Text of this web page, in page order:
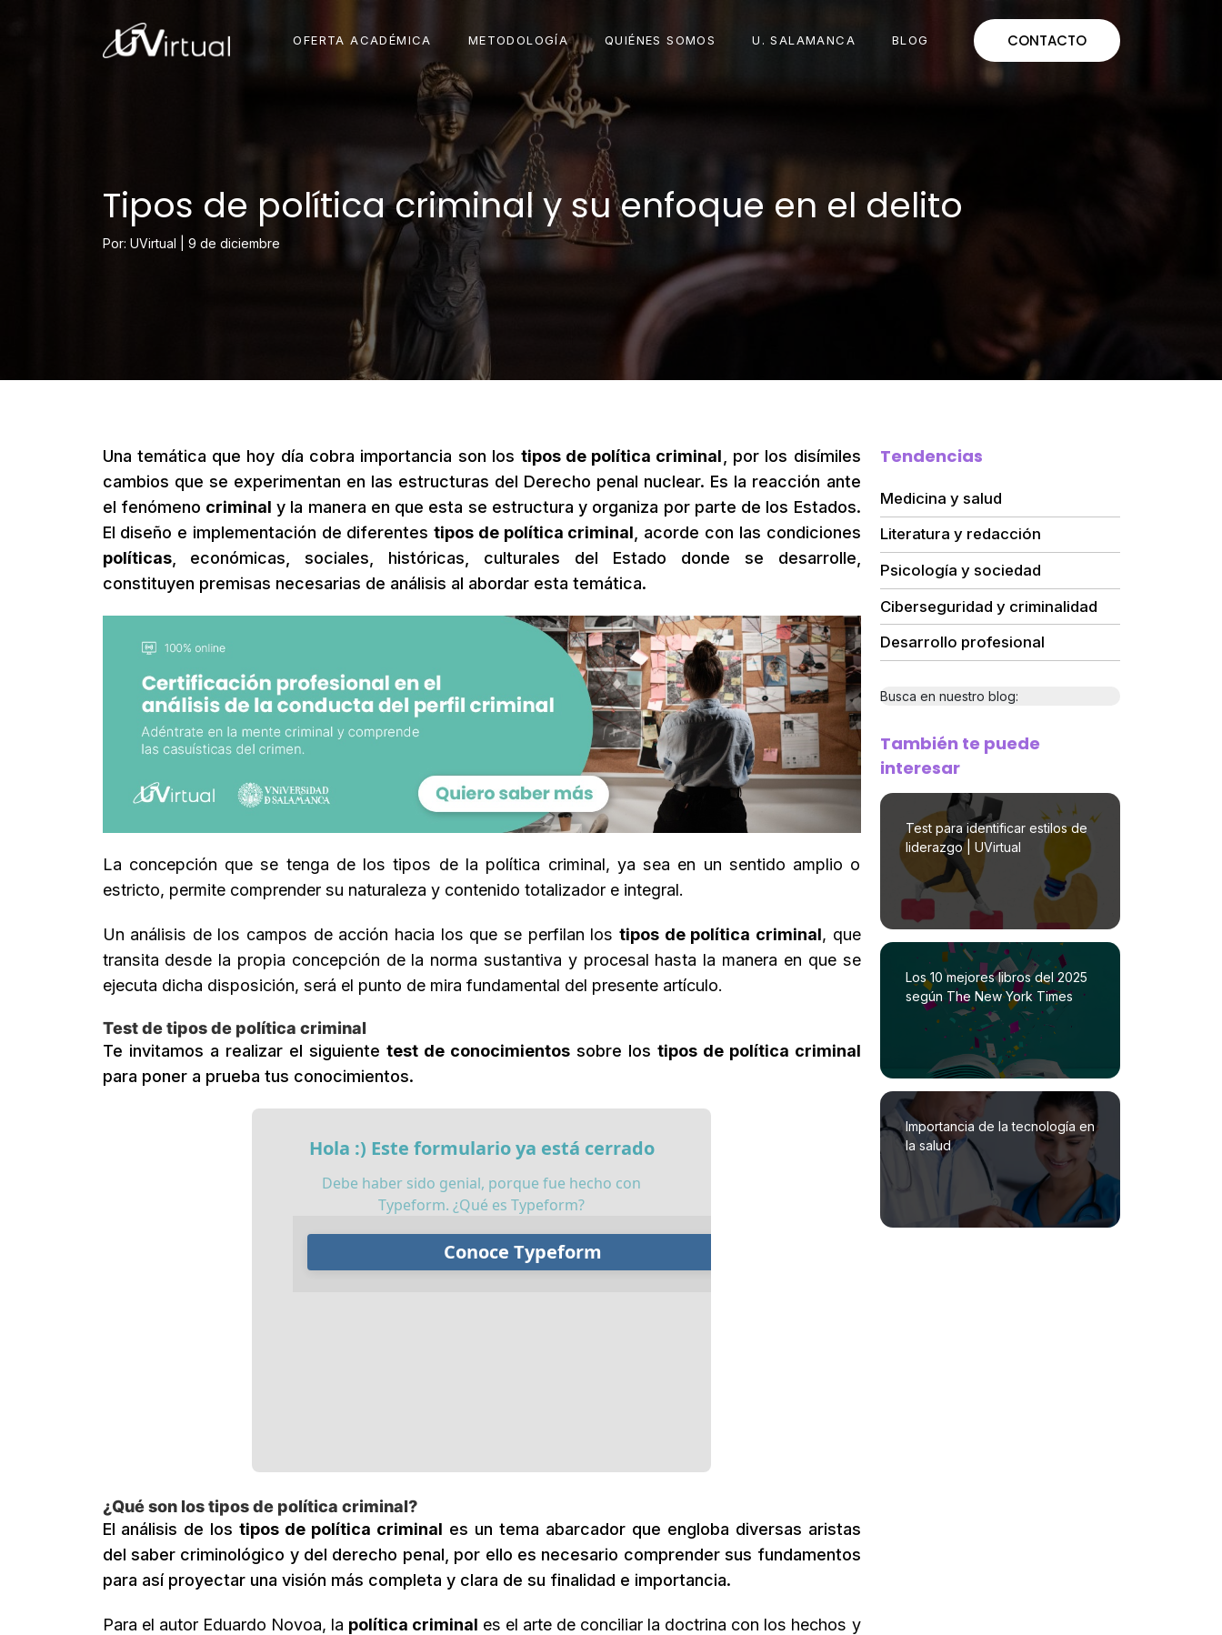
OFERTA ACADÉMICA METODOLOGÍA QUIÉNES SOMOS U. SALAMANCA BLOG CONTACTO
Tipos de política criminal y su enfoque en el delito
Por: UVirtual | 9 de diciembre
Una temática que hoy día cobra importancia son los tipos de política criminal , por los disímiles
cambios que se experimentan en las estructuras del Derecho penal nuclear. Es la reacción ante
el fenómeno criminal y la manera en que esta se estructura y organiza por parte de los Estados.
El diseño e implementación de diferentestipos de política criminal , acorde con las condiciones
políticas, económicas, sociales, históricas, culturales del Estado donde se desarrolle,
constituyen premisas necesarias de análisis al abordar esta temática.
La concepción que se tenga de los tipos de la política criminal, ya sea en un sentido amplio o
estricto, permite comprender su naturaleza y contenido totalizador e integral.
Un análisis de los campos de acción hacia los que se perfilan los tipos de política criminal, que
transita desde la propia concepción de la norma sustantiva y procesal hasta la manera en que se
ejecuta dicha disposición, será el punto de mira fundamental del presente artículo.
Test de tipos de política criminal
Te invitamos a realizar el siguiente test de conocimientossobre los tipos de política criminal
para poner a prueba tus conocimientos.
¿Qué son los tipos de política criminal?
El análisis de lostipos de política criminal es un tema abarcador que engloba diversas aristas
del saber criminológico y del derecho penal, por ello es necesario comprender sus fundamentos
para así proyectar una visión más completa y clara de su finalidad e importancia.
Para el autor Eduardo Novoa, la política criminal es el arte de conciliar la doctrina con los hechos y
Tendencias
Medicina y salud
Literatura y redacción
Psicología y sociedad
Ciberseguridad y criminalidad
Desarrollo profesional
Busca en nuestro blog:
También te puede
interesar
Test para identificar estilos de
liderazgo | UVirtual
Los 10 mejores libros del 2025
según The New York Times
Importancia de la tecnología en
la salud